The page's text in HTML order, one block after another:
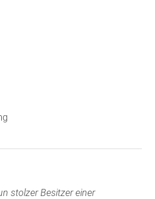
stolzer Besitzer einer